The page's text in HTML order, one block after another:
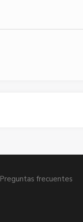
Preguntas frecuentes